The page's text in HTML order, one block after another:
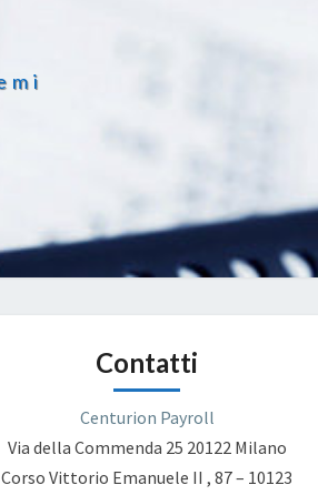
Contatti
Centurion Payroll
Via della Commenda 25 20122 Milano
Corso Vittorio Emanuele II , 87 – 10123